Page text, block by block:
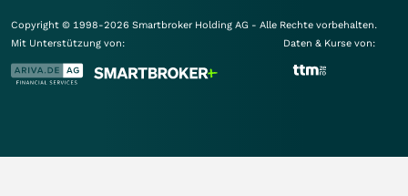
Copyright © 1998-2026 Smartbroker Holding AG - Alle Rechte vorbehalten.
Mit Unterstützung von:
Daten & Kurse von: